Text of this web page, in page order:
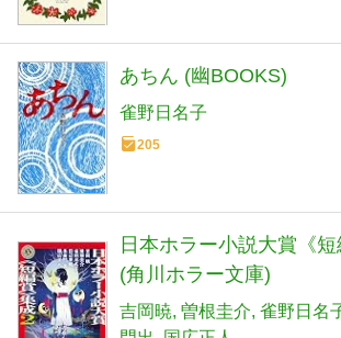
あちん (幽BOOKS)
雀野日名子
205
日本ホラー小説大賞《
(角川ホラー文庫)
吉岡暁 曽根圭介 雀野日名